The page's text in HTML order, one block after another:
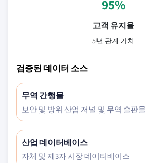
95%
고객 유지율
5년 관계 가치
검증된 데이터 소스
무역 간행물
보안 및 방위 산업 저널 및 무역 출판물
산업 데이터베이스
자체 및 제3자 시장 데이터베이스